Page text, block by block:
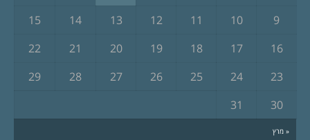
« מרץ
9
10
11
12
13
14
15
16
17
18
19
20
21
22
23
24
25
26
27
28
29
30
31